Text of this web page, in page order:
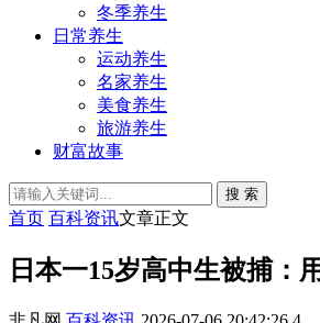
冬季养生
日常养生
运动养生
名家养生
美食养生
旅游养生
财富故事
搜 索
首页 百科资讯文章正文
日本一15岁高中生被捕：